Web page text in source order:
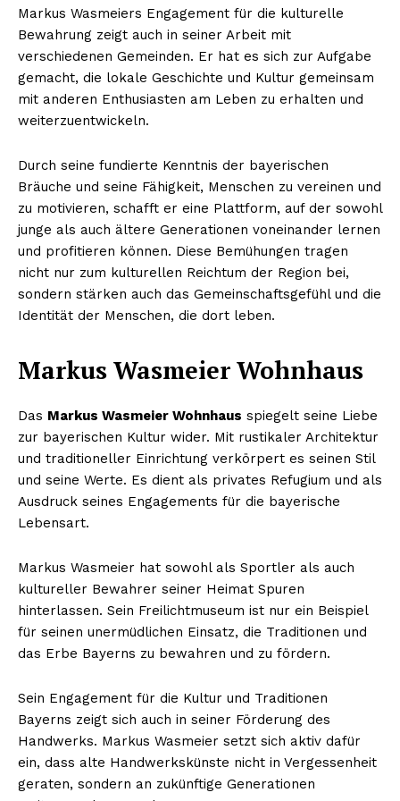
Markus Wasmeiers Engagement für die kulturelle
Bewahrung zeigt auch in seiner Arbeit mit
verschiedenen Gemeinden. Er hat es sich zur Aufgabe
gemacht, die lokale Geschichte und Kultur gemeinsam
mit anderen Enthusiasten am Leben zu erhalten und
weiterzuentwickeln.
Durch seine fundierte Kenntnis der bayerischen
Bräuche und seine Fähigkeit, Menschen zu vereinen und
zu motivieren, schafft er eine Plattform, auf der sowohl
junge als auch ältere Generationen voneinander lernen
und profitieren können. Diese Bemühungen tragen
nicht nur zum kulturellen Reichtum der Region bei,
sondern stärken auch das Gemeinschaftsgefühl und die
Identität der Menschen, die dort leben.
Markus Wasmeier Wohnhaus
Das Markus Wasmeier Wohnhaus spiegelt seine Liebe
zur bayerischen Kultur wider. Mit rustikaler Architektur
und traditioneller Einrichtung verkörpert es seinen Stil
und seine Werte. Es dient als privates Refugium und als
Ausdruck seines Engagements für die bayerische
Lebensart.
Markus Wasmeier hat sowohl als Sportler als auch
kultureller Bewahrer seiner Heimat Spuren
hinterlassen. Sein Freilichtmuseum ist nur ein Beispiel
für seinen unermüdlichen Einsatz, die Traditionen und
das Erbe Bayerns zu bewahren und zu fördern.
Sein Engagement für die Kultur und Traditionen
Bayerns zeigt sich auch in seiner Förderung des
Handwerks. Markus Wasmeier setzt sich aktiv dafür
ein, dass alte Handwerkskünste nicht in Vergessenheit
geraten, sondern an zukünftige Generationen